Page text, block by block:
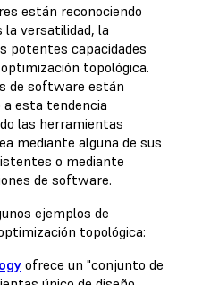
están reconociendo
la versatilidad, la
potentes capacidades
topológica.
de software están
a esta tendencia
las herramientas
mediante alguna de sus
o mediante
de software.
ejemplos de
topológica:
ofrece un "conjunto de